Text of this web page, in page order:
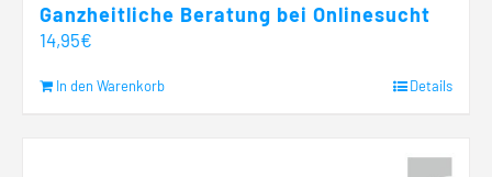
Ganzheitliche Beratung bei Onlinesucht
14,95€
In den Warenkorb Details